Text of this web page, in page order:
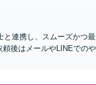
と連携し、スムーズかつ
後はメールやLINEでの